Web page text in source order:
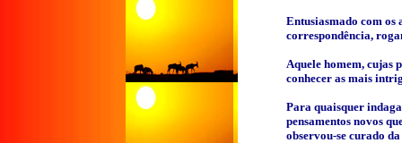
Entusiasmado com os
correspondência,
Aquele homem, cujas
conhecer as mais
Para quaisquer
pensamentos novos
observou-se curado